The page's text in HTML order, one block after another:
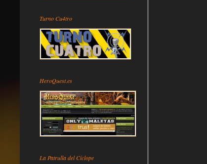
Turno Cu4tro
HeroQuest.es
La Patrulla del Cíclope